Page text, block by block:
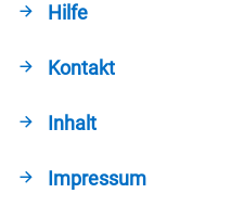
Hilfe
Kontakt
Inhalt
Impressum